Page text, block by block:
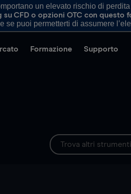
un elevato rischio di
CFD o opzioni OTC con questo
se puoi permetterti di assumere
Formazione Supporto